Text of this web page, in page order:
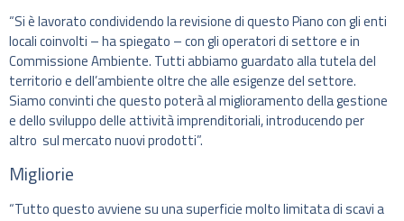
“Si è lavorato condividendo la revisione di questo Piano con gli enti
locali coinvolti – ha spiegato – con gli operatori di settore e in
Commissione Ambiente. Tutti abbiamo guardato alla tutela del
territorio e dell’ambiente oltre che alle esigenze del settore.
Siamo convinti che questo poterà al miglioramento della gestione
e dello sviluppo delle attività imprenditoriali, introducendo per
altro sul mercato nuovi prodotti”.
Migliorie
“Tutto questo avviene su una superficie molto limitata di scavi a